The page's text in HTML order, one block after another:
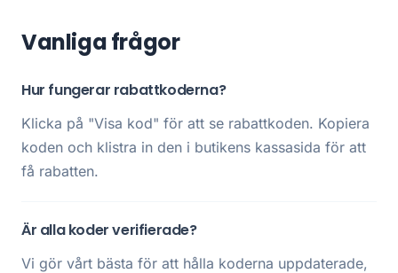
Vanliga frågor
Hur fungerar rabattkoderna?
Klicka på "Visa kod" för att se rabattkoden. Kopiera
koden och klistra in den i butikens kassasida för att
få rabatten.
Är alla koder verifierade?
Vi gör vårt bästa för att hålla koderna uppdaterade,